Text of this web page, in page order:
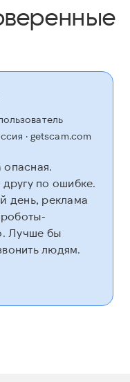
· getscam.com
по ошибке.
день, реклама
Лучше бы
людям.